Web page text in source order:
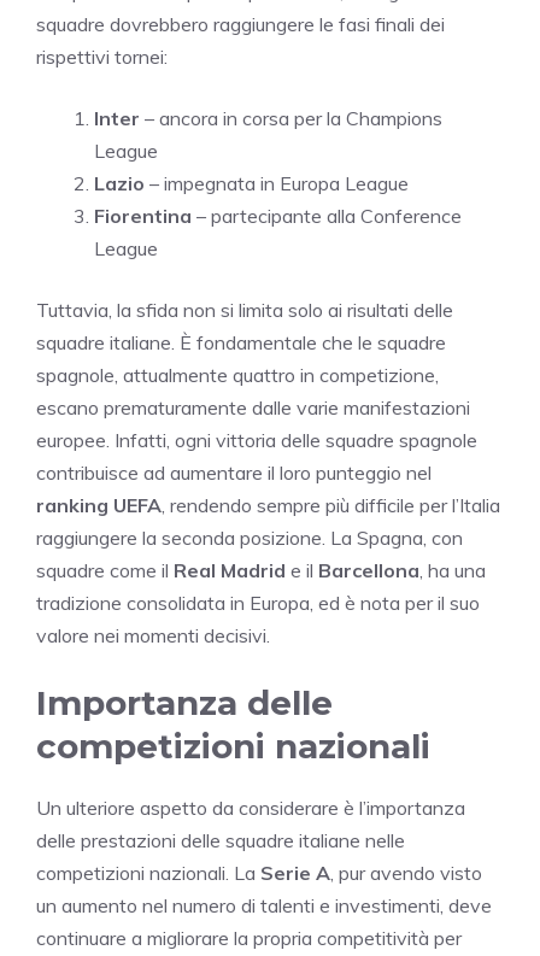
squadre dovrebbero raggiungere le fasi finali dei
rispettivi tornei:
Inter – ancora in corsa per la Champions
League
Lazio – impegnata in Europa League
Fiorentina – partecipante alla Conference
League
Tuttavia, la sfida non si limita solo ai risultati delle
squadre italiane. È fondamentale che le squadre
spagnole, attualmente quattro in competizione,
escano prematuramente dalle varie manifestazioni
europee. Infatti, ogni vittoria delle squadre spagnole
contribuisce ad aumentare il loro punteggio nel
ranking UEFA , rendendo sempre più difficile per l’Italia
raggiungere la seconda posizione. La Spagna, con
squadre come il Real Madrid e il Barcellona , ha una
tradizione consolidata in Europa, ed è nota per il suo
valore nei momenti decisivi.
Importanza delle
competizioni nazionali
Un ulteriore aspetto da considerare è l’importanza
delle prestazioni delle squadre italiane nelle
competizioni nazionali. La Serie A , pur avendo visto
un aumento nel numero di talenti e investimenti, deve
continuare a migliorare la propria competitività per